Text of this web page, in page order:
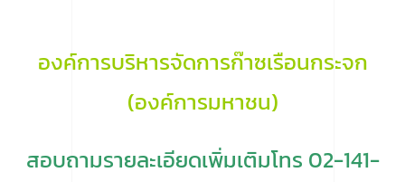
องค์การบริหารจัดการก๊าซเรือนกระจก
(องค์การมหาชน)
สอบถามรายละเอียดเพิ่มเติมโทร 02-141-